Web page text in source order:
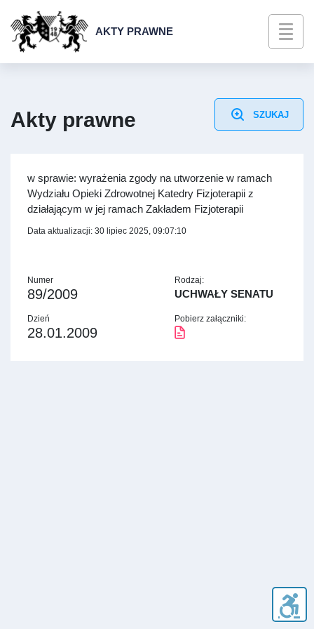
AKTY PRAWNE
SZUKAJ
Akty prawne
Numer
89/2009
Dzień
28.01.2009
w sprawie: wyrażenia zgody na utworzenie w ramach
Wydziału Opieki Zdrowotnej Katedry Fizjoterapii z
działającym w jej ramach Zakładem Fizjoterapii
Data aktualizacji: 30 lipiec 2025, 09:07:10
Rodzaj:
UCHWAŁY SENATU
Pobierz załączniki: